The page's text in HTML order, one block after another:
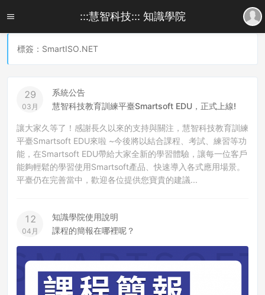
:::慧智科技::: 知識學院
標簽：SmartISO.NET
29
03月
系統公告
慧智科技教育訓練平臺Smartsoft EDU，正式上線!
讓大家久等了！感謝長久以來的支持與關注，慧智科技教育訓練
平臺Smartsoft EDU來啦 ~今後將以結合課程、考試、練習等功
能，在Smartsoft EDU帶給大家全新的學習體驗，讓每一位客戶
能夠輕鬆的學習使用Smartsoft產品、快速導入各式應用場景。
平臺仍在完善當中，歡迎各位提供您寶貴的建議...
12
04月
知識學院使用說明
課程的簡報在哪裡呢？